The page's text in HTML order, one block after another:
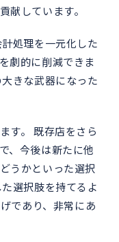
献しています。
処理を一元化した
劇的に削減できま
きな武器になった
す。 既存店をさら
、今後は新たに他
うかといった選択
選択肢を持てるよ
であり、非常にあ